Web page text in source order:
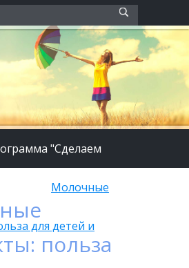
"Сделаем
Молочные
для детей и
польза